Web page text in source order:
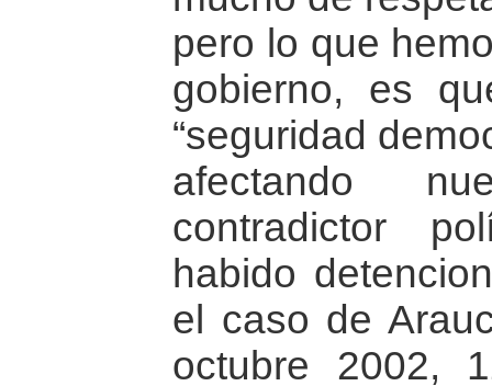
pero lo que
gobierno, es
“seguridad
afectando
contradictor
habido
el caso de
octubre 2002,